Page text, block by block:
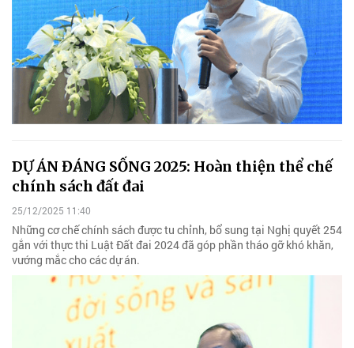
DỰ ÁN ĐÁNG SỐNG 2025: Hoàn thiện thể chế
chính sách đất đai
25/12/2025 11:40
Những cơ chế chính sách được tu chỉnh, bổ sung tại Nghị quyết 254
gắn với thực thi Luật Đất đai 2024 đã góp phần tháo gỡ khó khăn,
vướng mắc cho các dự án.